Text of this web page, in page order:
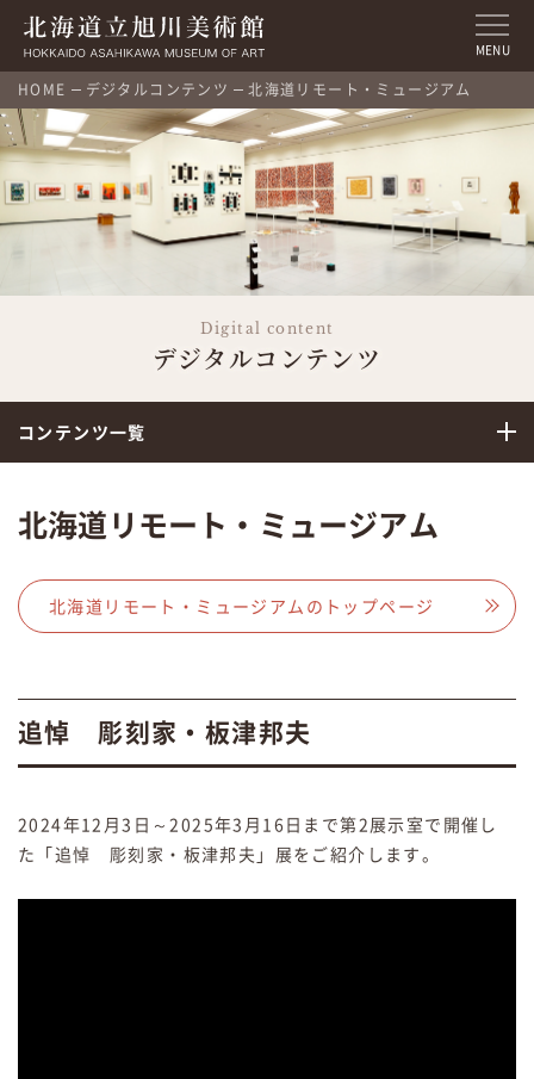
MENU
HOME デジタルコンテンツ 北海道リモート・ミュージアム
Digital content
デジタルコンテンツ
コンテンツ一覧
北海道リモート・ミュージアム
北海道リモート・ミュージアムのトップページ
追悼 彫刻家・板津邦夫
2024年12月3日～2025年3月16日まで第2展示室で開催し
た「追悼 彫刻家・板津邦夫」展をご紹介します。